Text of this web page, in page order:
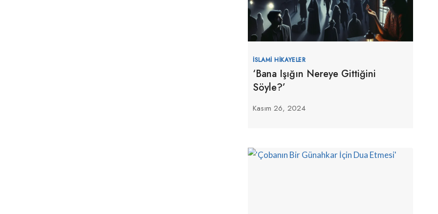
İSLAMI HIKAYELER
‘Bana Işığın Nereye Gittiğini
Söyle?’
Kasım 26, 2024